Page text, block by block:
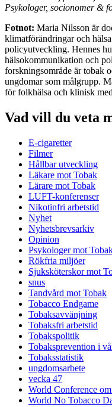
Psykologer, socionomer &
Fotnot: Maria Nilsson är
klimatförändringar och
policyutveckling. Hennes
hälsokommunikation och
forskningsområde är tobak
ungdomar som målgrupp.
för folkhälsa och klinisk
Vad vill du veta
E-cigaretter
Filmer
Hållbar utveckling
Läkare mot Tobak
Lärare mot Tobak
LUFT-konferenser
Nikotinfri arbetstid
Nyhet
Nyhetsbrevsarkiv
Opinion
Psykologer mot
Rökfria miljöer
Sjuksköterskor mot
snus
Tandvård mot Tobak
Tobacco Endgame
Tobaksavvänjning
Tobaksfri arbetstid
Tobakspolitik
Tobaksprevention i
Tobaksstatistik
ungdomsarbete
vecka 47
World Conference
World No Tobacco